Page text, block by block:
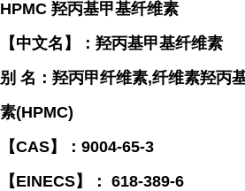
HPMC 羟丙基甲基纤维素
【中文名】：羟丙基甲基纤维素
别 名：羟丙甲纤维素,纤维素羟丙
素(HPMC)
【CAS】：9004-65-3
【EINECS】： 618-389-6